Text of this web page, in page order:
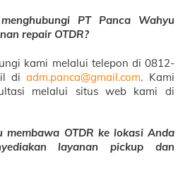
PT Panca Wahyu
repair OTDR?
kami melalui telepon di 0812-
diadm.panca@gmail.com. Kami
melalui situs web kami di
membawa OTDR ke lokasi Anda
layanan pickup dan